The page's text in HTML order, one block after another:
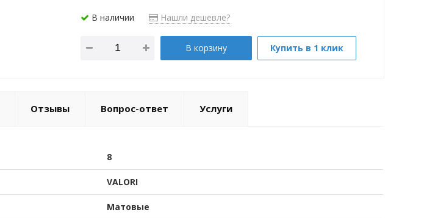
В наличии Нашли дешевле?
В корзину Купить в 1 клик
Отзывы Вопрос-ответ Услуги
8
VALORI
Матовые